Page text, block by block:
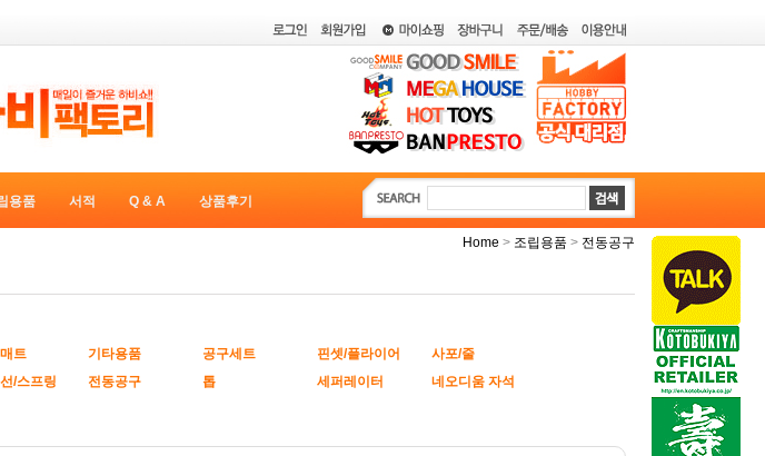
용품 서적 Q & A 상품후기
Home > 조립용품 > 전동공구
트 기타용품 공구세트 핀셋/플라이어
사포/줄
/스프링 전동공구 톱 세퍼레이터
네오디움 자석